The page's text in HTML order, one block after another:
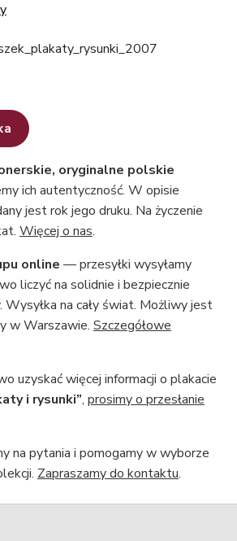
oryginalne polskie
ich autentyczność. W opisie
jest rok jego druku. Na życzenie
Więcej o nas.
online — przesyłki wysyłamy
liczyć na solidnie i bezpiecznie
na cały świat. Możliwy jest
w Warszawie. Szczegółowe
uzyskać więcej informacji o plakacie
i rysunki”, prosimy o przesłanie
na pytania i pomogamy w wyborze
Zapraszamy do kontaktu.